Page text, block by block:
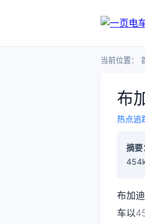
当前位置：
布
热点追
摘要
布加
车以